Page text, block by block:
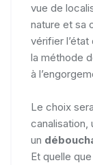
vue de
nature et sa
vérifier
la méthode
à
Le choix
canalisation,
un
Et quelle